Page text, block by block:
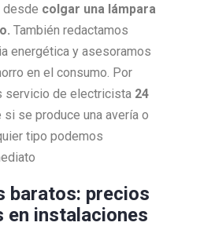
desde colgar una lámpara
También redactamos
energética y asesoramos
en el consumo. Por
servicio de electricista 24
si se produce una avería o
tipo podemos
baratos: precios
en instalaciones